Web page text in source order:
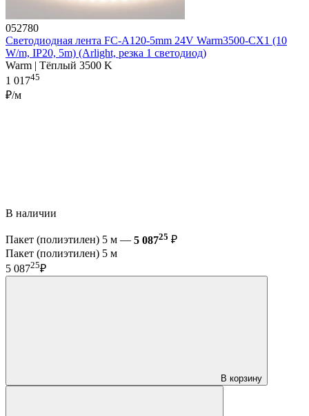
052780
Светодиодная лента FC-A120-5mm 24V Warm3500-CX1 (10
W/m, IP20, 5m) (Arlight, резка 1 светодиод)
Warm | Тёплый 3500 K
1 01745
₽/м
В наличии
Пакет (полиэтилен) 5 м — 5 08725 ₽
Пакет (полиэтилен) 5 м
5 08725₽
В корзину